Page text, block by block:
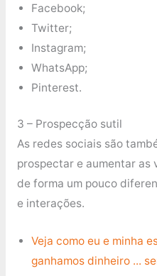
Facebook;
Twitter;
Instagram;
WhatsApp;
Pinterest.
3 – Prospecção sutil
As redes sociais são
prospectar e aumentar as
de forma um pouco
e interações.
Veja como eu e minha
ganhamos dinheiro ...